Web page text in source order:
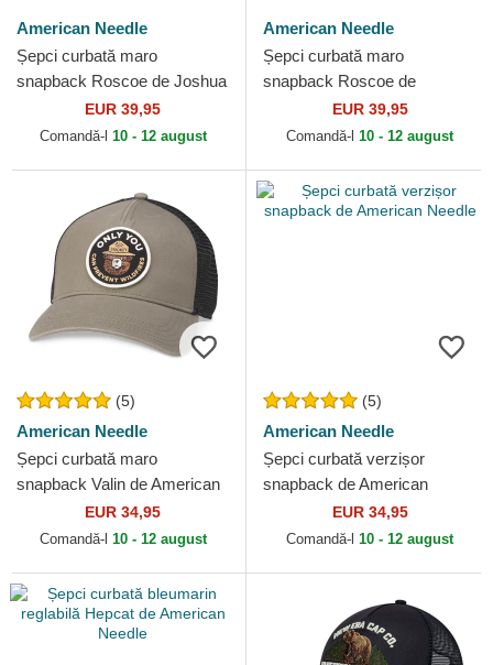
American Needle
Șepci curbată maro
snapback Roscoe de Joshua
Tree National Park de
American Needle
EUR 39,95
Comandă-l 10 - 12 august
American Needle
Șepci curbată maro
snapback Roscoe de
Sequoia National Park de
American Needle
EUR 39,95
Comandă-l 10 - 12 august
(5)
American Needle
Șepci curbată maro
snapback Valin de American
EUR 34,95
Comandă-l 10 - 12 august
(5)
American Needle
Șepci curbată verzișor
snapback de American
EUR 34,95
Comandă-l 10 - 12 august